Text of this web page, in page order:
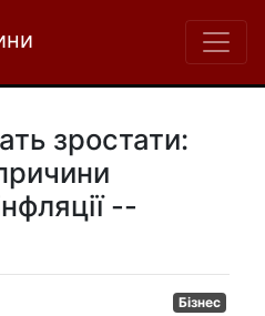
зростати:
--
Бізнес